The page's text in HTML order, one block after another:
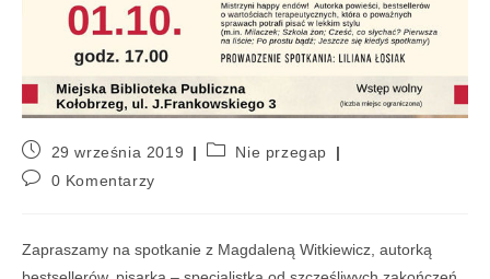
29 września 2019
Nie przegap
0 Komentarzy
Zapraszamy na spotkanie z Magdaleną Witkiewicz, autorką